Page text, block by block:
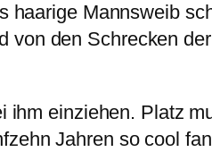
haarige Mannsweib
von den Schrecken der
ihm einziehen. Platz
Jahren so cool